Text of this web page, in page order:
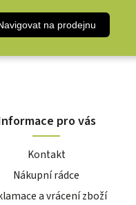
na prodejnu
pro vás
Kontakt
Nákupní rádce
a vrácení zboží